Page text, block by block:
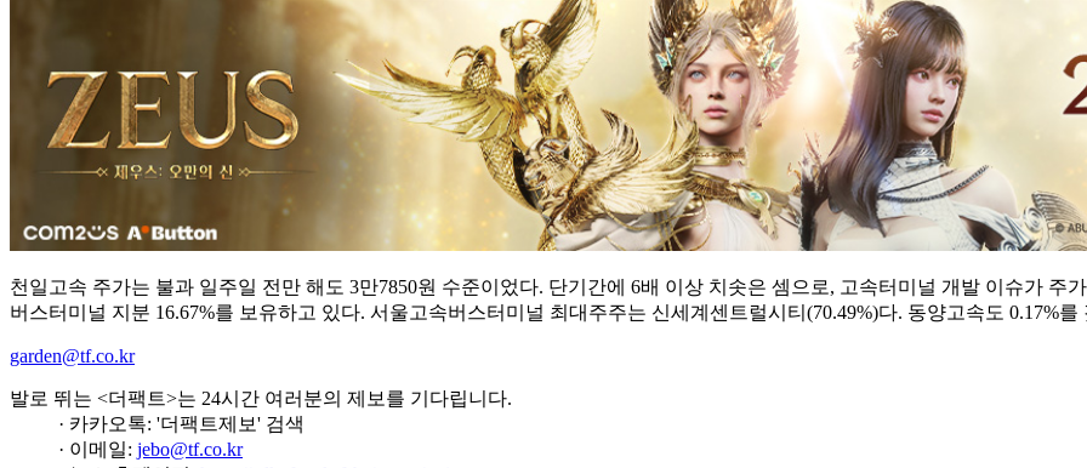
천일고속 주가는 불과 일주일 전만 해도 3만7850원 수준이었다. 단기간에 6배 이상 치솟은 셈으로, 고속터미널 개발 이슈가
버스터미널 지분 16.67%를 보유하고 있다. 서울고속버스터미널 최대주주는 신세계센트럴시티(70.49%)다. 동양고속도 0.17%를
garden@tf.co.kr
발로 뛰는 <더팩트>는 24시간 여러분의 제보를 기다립니다.
· 카카오톡: '더팩트제보' 검색
· 이메일: jebo@tf.co.kr